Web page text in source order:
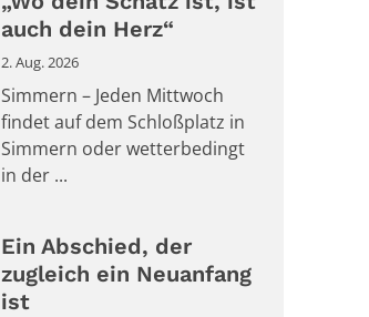
auch dein Herz“
2. Aug. 2026
Simmern – Jeden Mittwoch
findet auf dem Schloßplatz in
Simmern oder wetterbedingt
in der ...
Ein Abschied, der
zugleich ein Neuanfang
ist